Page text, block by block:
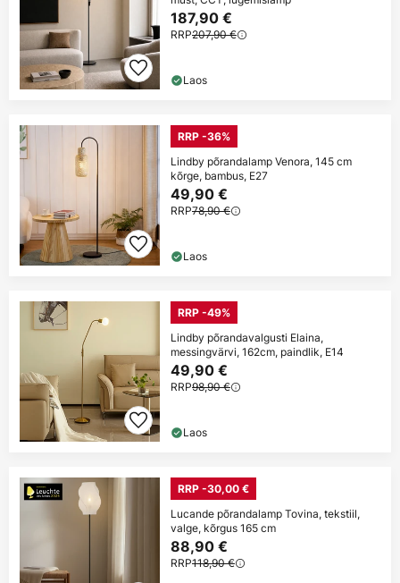
187,90 €
RRP207,90 €
Laos
RRP -36%
Lindby põrandalamp Venora, 145 cm
kõrge, bambus, E27
49,90 €
RRP78,90 €
Laos
RRP -49%
Lindby põrandavalgusti Elaina,
messingvärvi, 162cm, paindlik, E14
49,90 €
RRP98,90 €
Laos
RRP -30,00 €
Lucande põrandalamp Tovina, tekstiil,
valge, kõrgus 165 cm
88,90 €
RRP118,90 €